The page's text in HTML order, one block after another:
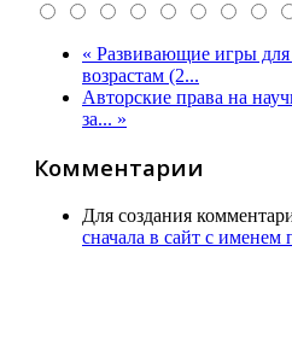
« Развивающие игры для
возрастам (2...
Авторские права на
за... »
Комментарии
Для создания
сначала в сайт с именем